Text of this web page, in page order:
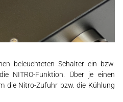
beleuchteten Schalter ein bzw.
NITRO-Funktion. Über je einen
die Nitro-Zufuhr bzw. die Kühlung